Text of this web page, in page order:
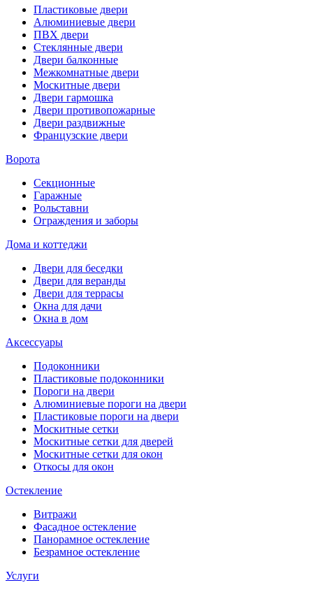
Пластиковые двери
Алюминиевые двери
ПВХ двери
Стеклянные двери
Двери балконные
Межкомнатные двери
Москитные двери
Двери гармошка
Двери противопожарные
Двери раздвижные
Французские двери
Ворота
Секционные
Гаражные
Рольставни
Ограждения и заборы
Дома и коттеджи
Двери для беседки
Двери для веранды
Двери для террасы
Окна для дачи
Окна в дом
Аксессуары
Подоконники
Пластиковые подоконники
Пороги на двери
Алюминиевые пороги на двери
Пластиковые пороги на двери
Москитные сетки
Москитные сетки для дверей
Москитные сетки для окон
Откосы для окон
Остекление
Витражи
Фасадное остекление
Панорамное остекление
Безрамное остекление
Услуги